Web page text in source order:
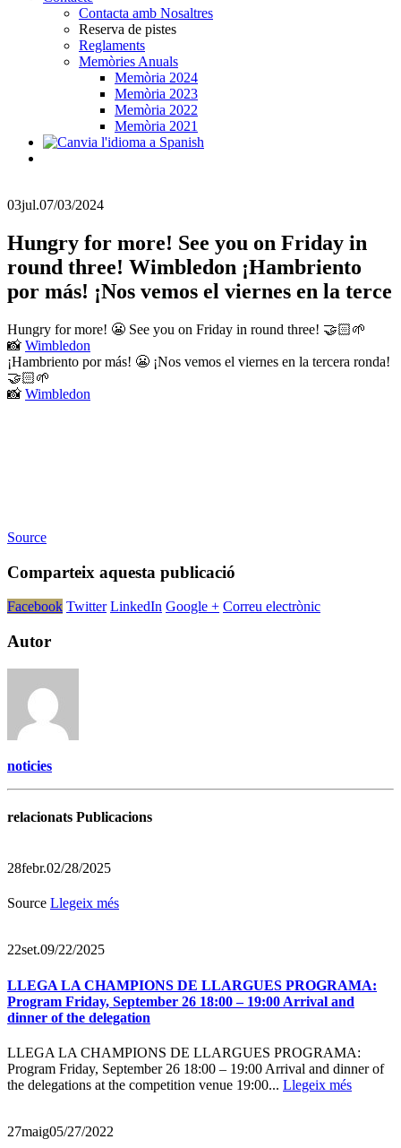
Contacta amb Nosaltres
Reserva de pistes
Reglaments
Memòries Anuals
Memòria 2024
Memòria 2023
Memòria 2022
Memòria 2021
03jul.07/03/2024
Hungry for more! See you on Friday in
round three! Wimbledon ¡Hambriento
por más! ¡Nos vemos el viernes en la terce
Hungry for more! 😬 See you on Friday in round three! 🤝🏻🌱
📸 Wimbledon
¡Hambriento por más! 😬 ¡Nos vemos el viernes en la tercera ronda!
🤝🏻🌱
📸 Wimbledon
Source
Comparteix aquesta publicació
Facebook Twitter LinkedIn Google + Correu electrònic
Autor
noticies
relacionats Publicacions
28febr.02/28/2025
Source Llegeix més
22set.09/22/2025
LLEGA LA CHAMPIONS DE LLARGUES PROGRAMA:
Program Friday, September 26 18:00 – 19:00 Arrival and
dinner of the delegation
LLEGA LA CHAMPIONS DE LLARGUES PROGRAMA:
Program Friday, September 26 18:00 – 19:00 Arrival and dinner of
the delegations at the competition venue 19:00... Llegeix més
27maig05/27/2022